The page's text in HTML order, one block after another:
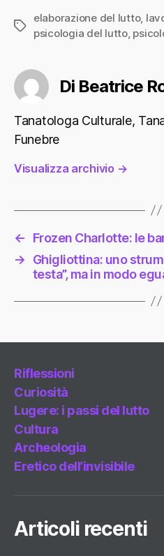
Tag
elaborazione del lutto,
psicologia del lutto,
Di Beatrice
Tanatologa Culturale,
Funebre
Visualizza archivio →
←
Frozen Charlotte: le
→
Ghigliottina: uno
testa”, ma in modo
Riflessioni
Curiosità
Lugere: i passi del lutto
Cultura
Archeologia
Eretico dell’invisibile
Articoli recenti